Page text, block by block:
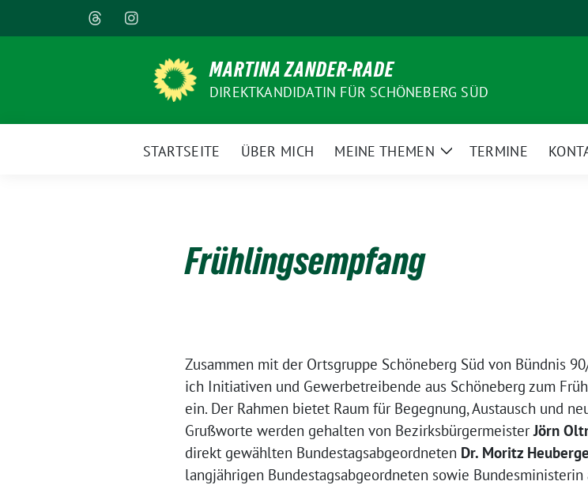
zum
MARTINA ZANDER-RADE
DIREKTKANDIDATIN FÜR SCHÖNEBERG SÜD
STARTSEITE ÜBER MICH MEINE THEMEN
ZeigeTERMINE
Frühlingsempfang
Zusammen mit der Ortsgruppe Schöneberg Süd von Bündnis
ich Initiativen und Gewerbetreibende aus Schöneberg zum
ein. Der Rahmen bietet Raum für Begegnung, Austausch und
Grußworte werden gehalten von BezirksbürgermeisterJörn
direkt gewählten Bundestagsabgeordneten Dr. Moritz
langjährigen Bundestagsabgeordneten sowie Bundesministerin